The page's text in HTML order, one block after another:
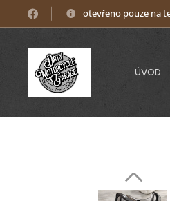
otevřeno pouze na
ÚVOD